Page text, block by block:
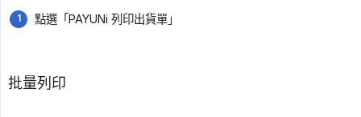
點選「PAYUNi 列印出貨單」
批量列印